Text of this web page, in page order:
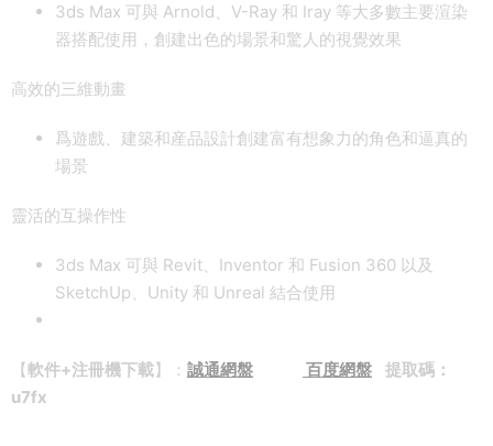
3ds Max 可與 Arnold、V-Ray 和 Iray 等大多數主要渲染
器搭配使用，創建出色的場景和驚人的視覺效果
高效的三維動畫
爲遊戲、建築和産品設計創建富有想象力的角色和逼真的
場景
靈活的互操作性
3ds Max 可與 Revit、Inventor 和 Fusion 360 以及
SketchUp、Unity 和 Unreal 結合使用
【軟件+注冊機下載】： 誠通網盤 百度網盤 提取碼：
u7fx